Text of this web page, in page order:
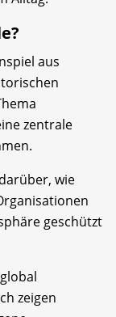
aus
zentrale
wie
geschützt
zeigen